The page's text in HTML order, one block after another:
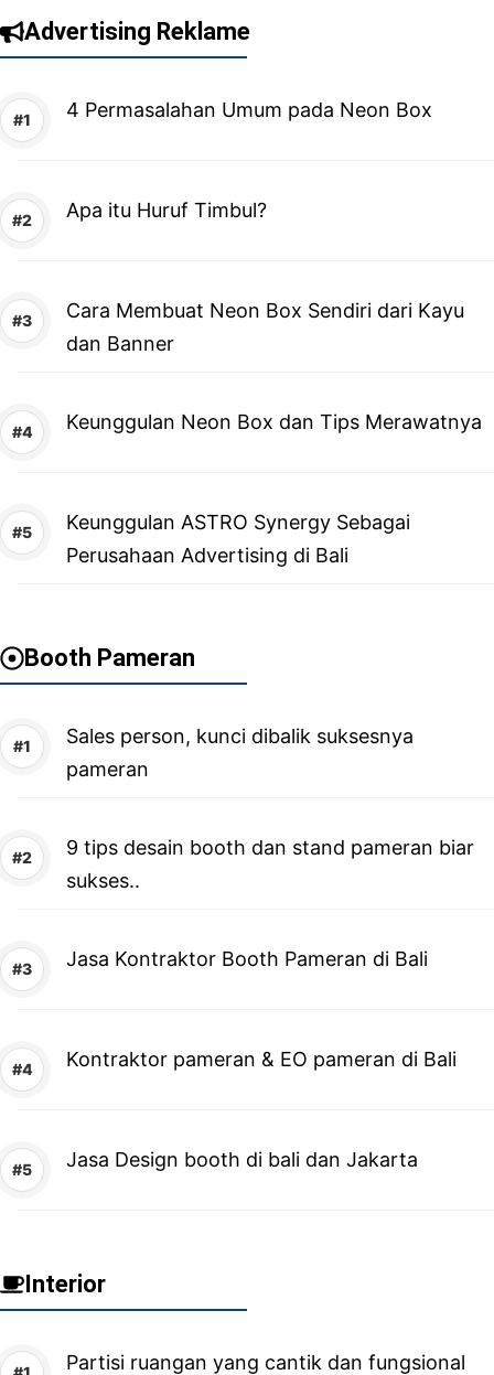
Advertising Reklame
4 Permasalahan Umum pada Neon Box
Apa itu Huruf Timbul?
Cara Membuat Neon Box Sendiri dari Kayu
dan Banner
Keunggulan Neon Box dan Tips Merawatnya
Keunggulan ASTRO Synergy Sebagai
Perusahaan Advertising di Bali
Booth Pameran
Sales person, kunci dibalik suksesnya
pameran
9 tips desain booth dan stand pameran biar
sukses..
Jasa Kontraktor Booth Pameran di Bali
Kontraktor pameran & EO pameran di Bali
Jasa Design booth di bali dan Jakarta
Interior
Partisi ruangan yang cantik dan fungsional